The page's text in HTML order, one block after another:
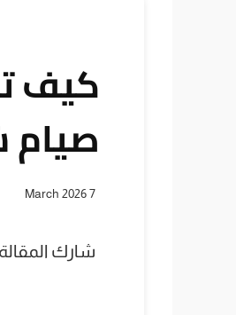
كيف
7 March 2026
شارك المقالة